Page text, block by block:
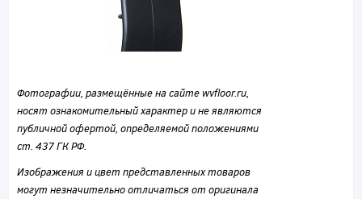
Фотографии, размещённые на сайте wvfloor.ru,
носят ознакомительный характер и не являются
публичной офертой, определяемой положениями
ст. 437 ГК РФ.
Изображения и цвет представленных товаров
могут незначительно отличаться от оригинала